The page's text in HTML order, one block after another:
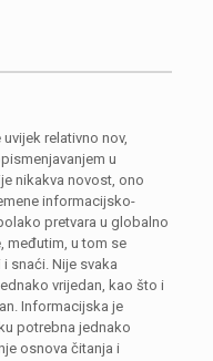
relativno nov,
u
nikakva novost, ono
informacijsko-
pretvara u globalno
međutim, u tom se
snaći. Nije svaka
vrijedan, kao što i
Informacijska je
potrebna jednako
osnova čitanja i